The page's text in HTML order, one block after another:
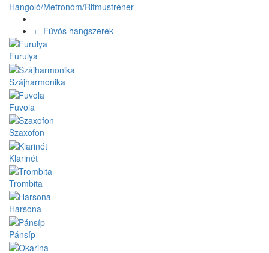
Hangoló/Metronóm/Ritmustréner
+- Fúvós hangszerek
Furulya
Szájharmonika
Fuvola
Szaxofon
Klarinét
Trombita
Harsona
Pánsíp